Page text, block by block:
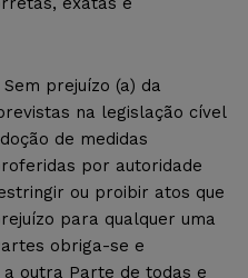
prejuízo (a) da
na legislação cível
de medidas
por autoridade
ou proibir atos que
para qualquer uma
obriga-se e
outra Parte de todas e